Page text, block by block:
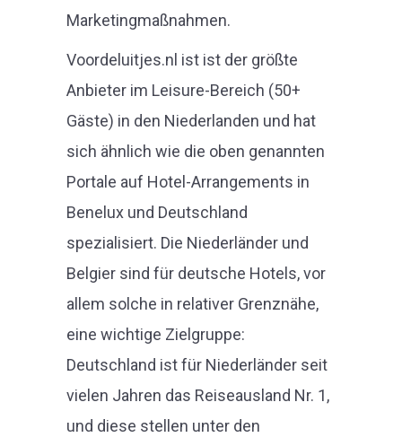
Marketingmaßnahmen.
Voordeluitjes.nl ist ist der größte
Anbieter im Leisure-Bereich (50+
Gäste) in den Niederlanden und hat
sich ähnlich wie die oben genannten
Portale auf Hotel-Arrangements in
Benelux und Deutschland
spezialisiert. Die Niederländer und
Belgier sind für deutsche Hotels, vor
allem solche in relativer Grenznähe,
eine wichtige Zielgruppe:
Deutschland ist für Niederländer seit
vielen Jahren das Reiseausland Nr. 1,
und diese stellen unter den